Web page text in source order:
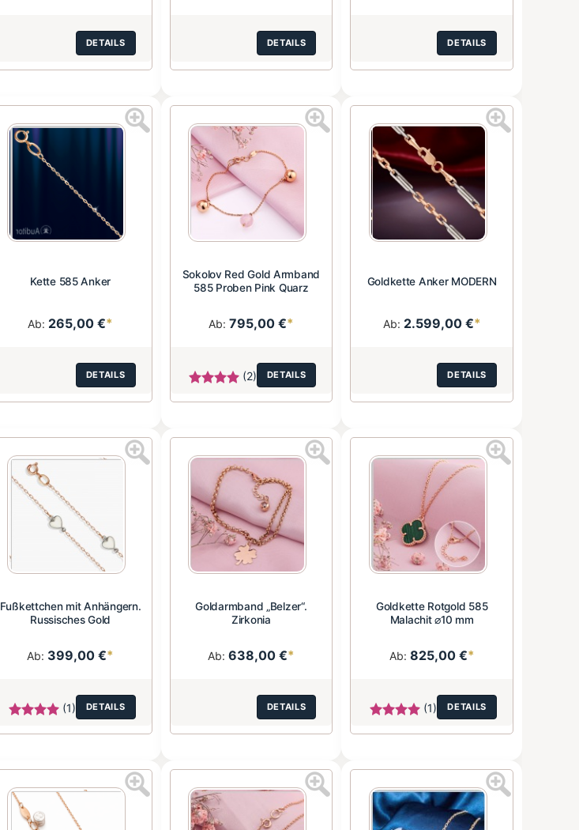
DETAILS DETAILS DETAILS
Kette 585 Anker
Ab: 265,00 €*
DETAILS
Sokolov Red Gold Armband
585 Proben Pink Quarz
Ab: 795,00 €*
(2) DETAILS
Goldkette Anker MODERN
Ab: 2.599,00 €*
DETAILS
Fußkettchen mit Anhängern.
Russisches Gold
Ab: 399,00 €*
(1) DETAILS
Goldarmband „Belzer“.
Zirkonia
Ab: 638,00 €*
DETAILS
Goldkette Rotgold 585
Malachit ⌀10 mm
Ab: 825,00 €*
(1) DETAILS